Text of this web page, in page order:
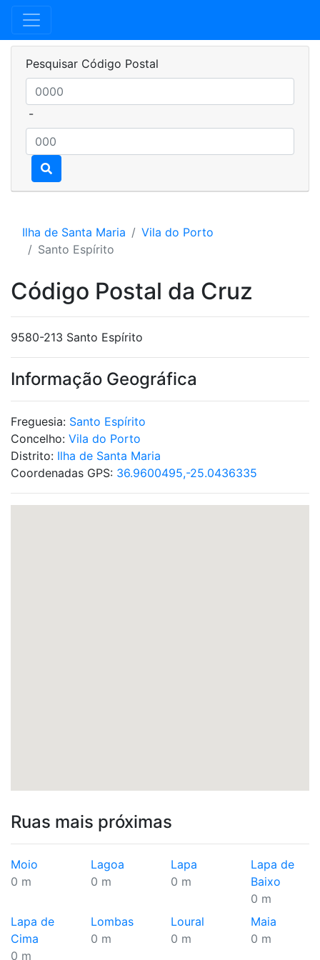
Pesquisar Código Postal
-
Ilha de Santa Maria
Vila do Porto
Santo Espírito
Código Postal da Cruz
9580-213 Santo Espírito
Informação Geográfica
Freguesia: Santo Espírito
Concelho: Vila do Porto
Distrito: Ilha de Santa Maria
Coordenadas GPS: 36.9600495,-25.0436335
Ruas mais próximas
Moio
0 m
Lagoa
0 m
Lapa
0 m
Lapa de
Baixo
0 m
Lapa de
Cima
0 m
Lombas
0 m
Loural
0 m
Maia
0 m